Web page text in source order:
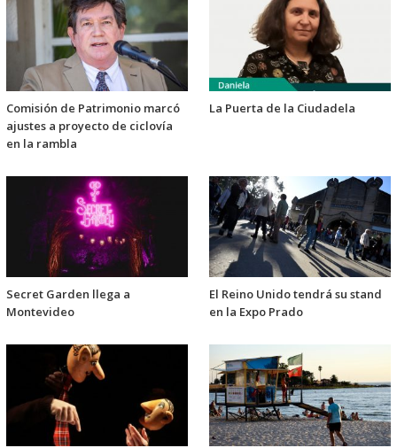
Comisión de Patrimonio marcó
ajustes a proyecto de ciclovía
en la rambla
La Puerta de la Ciudadela
Secret Garden llega a
Montevideo
El Reino Unido tendrá su stand
en la Expo Prado